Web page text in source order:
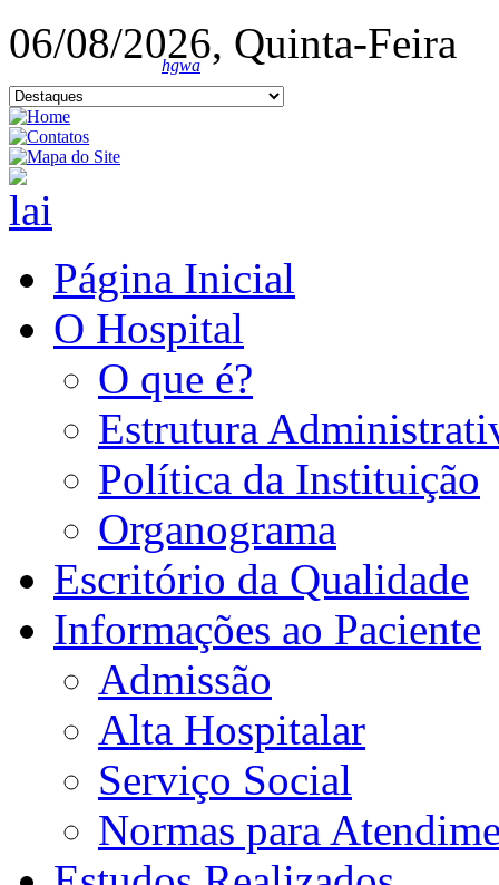
06/08/2026, Quinta-Feira
hgwa
Página Inicial
O Hospital
O que é?
Estrutura
Política da Instituição
Organograma
Escritório da Qualidade
Informações ao Paciente
Admissão
Alta Hospitalar
Serviço Social
Normas para